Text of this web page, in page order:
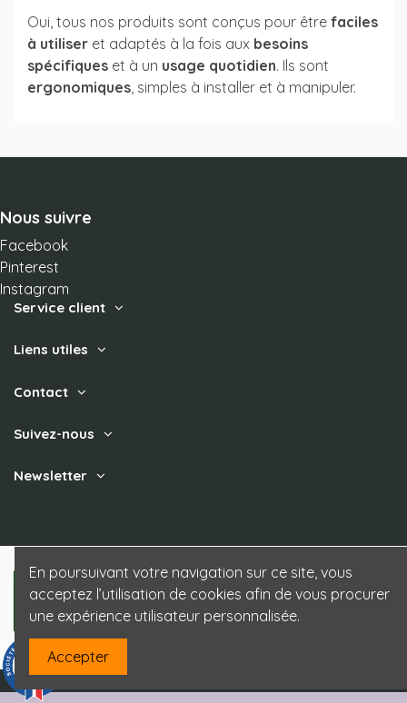
Oui, tous nos produits sont conçus pour être faciles
à utiliser et adaptés à la fois aux besoins
spécifiques et à un usage quotidien. Ils sont
ergonomiques , simples à installer et à manipuler.
Nous suivre
Facebook
Pinterest
Instagram
Service client
Liens utiles
Contact
Suivez-nous
Newsletter
En poursuivant votre navigation sur ce site, vous
acceptez l’utilisation de cookies afin de vous procurer
une expérience utilisateur personnalisée.
Accepter